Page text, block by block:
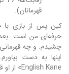
قهرمانان).
کین پس از بازی
حرفه‌ای من است. بعد
چشیدم. و چه
English Kane» از او قدردانی کردند.